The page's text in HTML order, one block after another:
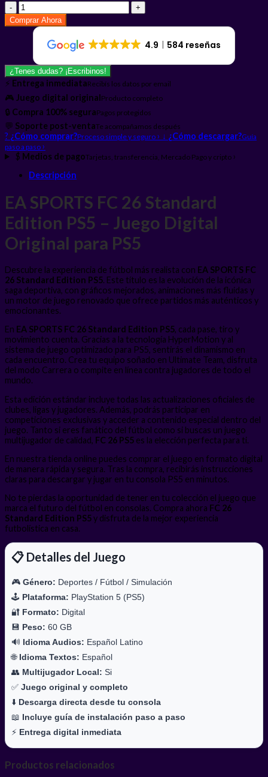
$ 59.000,00.$ 19.000,00.
EA
SPORTS
FC
Standard
Edition
PS5
cantidad
Comprar Ahora
4.9 584 reseñas
¿Tenes dudas? ¡Escribinos!
⚡ Entrega inmediataRecibís los datos por email
🎮 Juego digital originalProducto completo
🔒 Compra 100% seguraPagos protegidos
💬 Soporte post-ventaTe acompañamos después
? ¿Cómo comprar?Proceso simple y seguro › ↓ ¿Cómo descargar?Guía
paso a paso ›
$ Medios de pagoTarjetas, transferencia, Mercado Pago y cripto ›
Descripción
EA SPORTS FC 26 Standard
Edition PS5 – Juego Digital
Original para PS5
Descubre la experiencia de fútbol más realista con EA SPORTS FC
26 Standard Edition PS5. Este título es la evolución de la icónica
saga deportiva, con gráficos mejorados, animaciones más fluidas y
un motor de juego renovado que ofrece partidos más auténticos y
emocionantes.
En EA SPORTS FC 26 Standard Edition PS5, cada pase, tiro y
movimiento cuenta. Gracias a la tecnología HyperMotion y al
sistema de juego optimizado para PS5, sentirás el dinamismo en
cada encuentro. Crea tu equipo soñado en Ultimate Team, disfruta
del modo Carrera o compite en línea contra jugadores de todo el
mundo.
Esta edición estándar incluye todas las actualizaciones oficiales de
clubes, ligas y jugadores. Además, podrás participar en
competiciones exclusivas y acceder a contenido especial dentro del
juego. Tanto si eres fanático del fútbol como si buscas un juego
multijugador de calidad, FC 26 PS5 es la elección perfecta para ti.
En nuestra tienda online puedes comprar el juego en formato digital
de manera rápida y segura. Tras la compra, recibirás instrucciones
claras para descargar y jugar en tu consola PS5 en minutos.
No te pierdas la oportunidad de tener en tu colección el juego que
marca el futuro del fútbol en consolas. Compra ahora FC 26
Standard Edition PS5y disfruta de la mejor experiencia
futbolística en casa.
📋 Detalles del Juego
🎮 Género: Deportes / Fútbol / Simulación
🕹️ Plataforma: PlayStation 5 (PS5)
🔐 Formato: Digital
💾 Peso: 60 GB
🔊 Idioma Audios: Español Latino
🌐 Idioma Textos: Español
👥 Multijugador Local: Si
✅ Juego original y completo
⬇️ Descarga directa desde tu consola
📖 Incluye guía de instalación paso a paso
⚡ Entrega digital inmediata
Productos relacionados